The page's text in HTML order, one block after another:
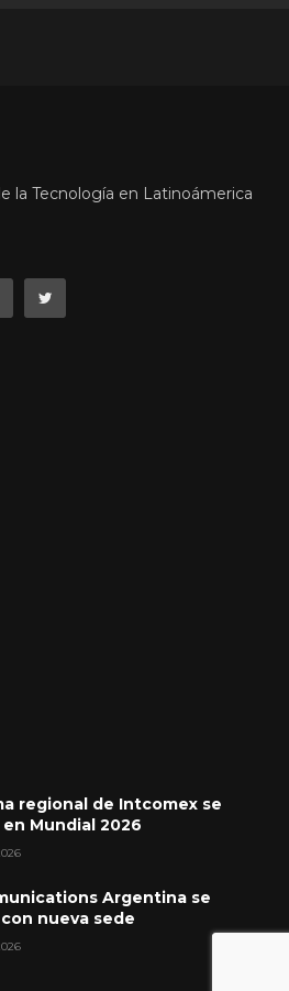
la Tecnología en Latinoámerica
regional de Intcomex se
Mundial 2026
Argentina se
nueva sede